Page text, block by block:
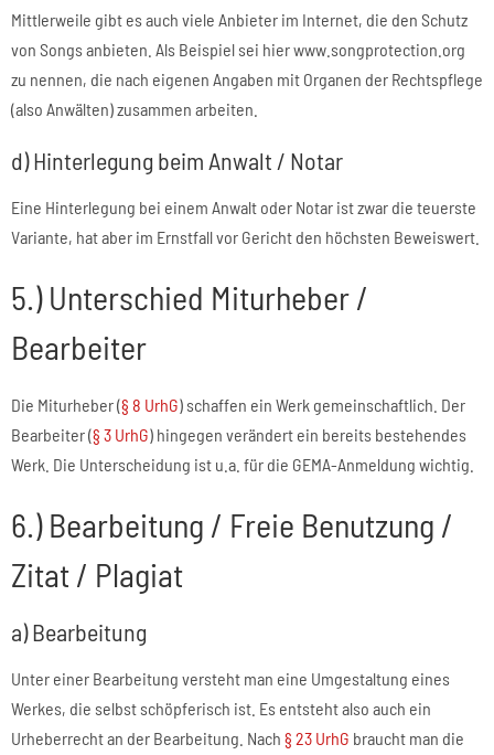
Mittlerweile gibt es auch viele Anbieter im Internet, die den Schutz
von Songs anbieten. Als Beispiel sei hier www.songprotection.org
zu nennen, die nach eigenen Angaben mit Organen der Rechtspflege
(also Anwälten) zusammen arbeiten.
d) Hinterlegung beim Anwalt / Notar
Eine Hinterlegung bei einem Anwalt oder Notar ist zwar die teuerste
Variante, hat aber im Ernstfall vor Gericht den höchsten Beweiswert.
5.) Unterschied Miturheber /
Bearbeiter
Die Miturheber (§ 8 UrhG) schaffen ein Werk gemeinschaftlich. Der
Bearbeiter (§ 3 UrhG) hingegen verändert ein bereits bestehendes
Werk. Die Unterscheidung ist u.a. für die GEMA-Anmeldung wichtig.
6.) Bearbeitung / Freie Benutzung /
Zitat / Plagiat
a) Bearbeitung
Unter einer Bearbeitung versteht man eine Umgestaltung eines
Werkes, die selbst schöpferisch ist. Es entsteht also auch ein
Urheberrecht an der Bearbeitung. Nach § 23 UrhG braucht man die